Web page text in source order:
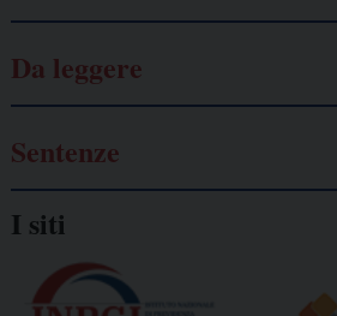
Da leggere
Sentenze
I siti